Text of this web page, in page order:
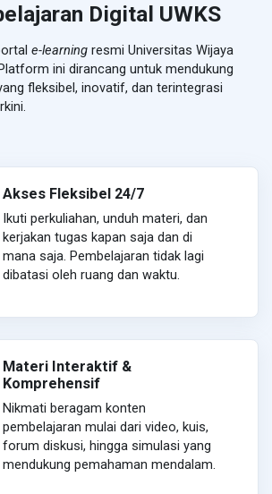
Digital UWKS
e-learning resmi Universitas Wijaya
ini dirancang untuk mendukung
fleksibel, inovatif, dan terintegrasi
Akses Fleksibel 24/7
Ikuti perkuliahan, unduh materi, dan
kerjakan tugas kapan saja dan di
mana saja. Pembelajaran tidak lagi
dibatasi oleh ruang dan waktu.
Materi Interaktif &
Komprehensif
Nikmati beragam konten
pembelajaran mulai dari video, kuis,
forum diskusi, hingga simulasi yang
mendukung pemahaman mendalam.